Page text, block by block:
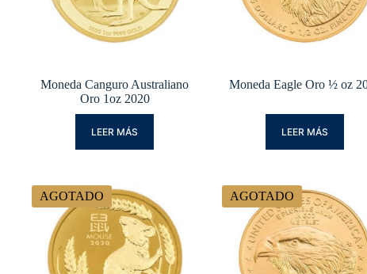
Moneda Canguro Australiano
Oro 1oz 2020
LEER MÁS
Moneda Eagle Oro ½ oz
LEER MÁS
AGOTADO AGOTADO